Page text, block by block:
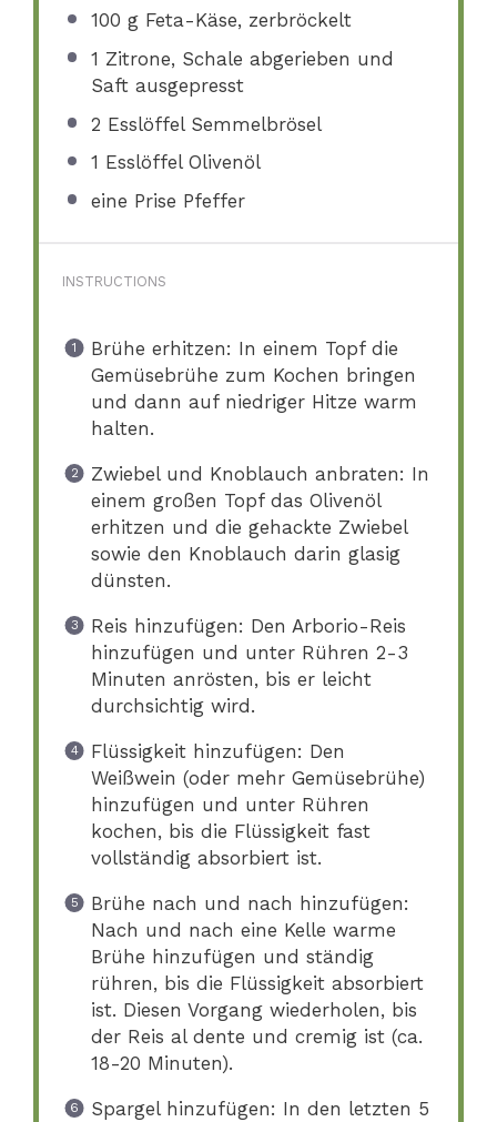
100 gFeta-Käse, zerbröckelt
1 Zitrone, Schale abgerieben und
Saft ausgepresst
2 Esslöffel Semmelbrösel
1 Esslöffel Olivenöl
eine Prise Pfeffer
INSTRUCTIONS
Brühe erhitzen: In einem Topf die
Gemüsebrühe zum Kochen bringen
und dann auf niedriger Hitze warm
halten.
Zwiebel und Knoblauch anbraten: In
einem großen Topf das Olivenöl
erhitzen und die gehackte Zwiebel
sowie den Knoblauch darin glasig
dünsten.
Reis hinzufügen: Den Arborio-Reis
hinzufügen und unter Rühren 2-3
Minuten anrösten, bis er leicht
durchsichtig wird.
Flüssigkeit hinzufügen: Den
Weißwein (oder mehr Gemüsebrühe)
hinzufügen und unter Rühren
kochen, bis die Flüssigkeit fast
vollständig absorbiert ist.
Brühe nach und nach hinzufügen:
Nach und nach eine Kelle warme
Brühe hinzufügen und ständig
rühren, bis die Flüssigkeit absorbiert
ist. Diesen Vorgang wiederholen, bis
der Reis al dente und cremig ist (ca.
18-20 Minuten).
Spargel hinzufügen: In den letzten 5